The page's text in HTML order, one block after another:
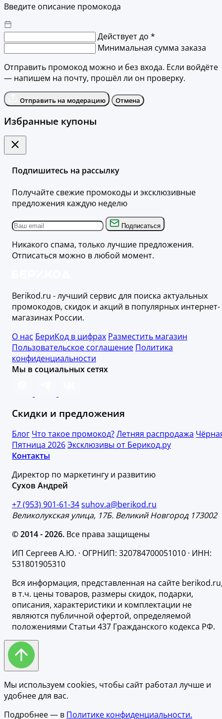
Введите описание промокода
Действует до *
Минимальная сумма заказа
Отправить промокод можно и без входа. Если войдёте
— напишем на почту, прошёл ли он проверку.
Отправить на модерацию Отмена
Избранные купоны
Подпишитесь на рассылку
Получайте свежие промокоды и эксклюзивные
предложения каждую неделю
Подписаться
Никакого спама, только лучшие предложения.
Отписаться можно в любой момент.
Berikod.ru - лучший сервис для поиска актуальных
промокодов, скидок и акций в популярных интернет-
магазинах России.
О нас БериКод в цифрах Разместить магазин
Пользовательское соглашение Политика
конфиденциальности
Мы в социальных сетях
Скидки и предложения
Блог Что такое промокод?Летняя распродажа
Пятница 2026Эксклюзивы от Берикод.ру
Контакты
Директор по маркетингу и развитию
Сухов Андрей
+7 (953) 901-61-34suhov.a@berikod.ru
Великолукская улица, 17Б. Великий Новгород 173002
© 2014 - 2026. Все права защищены
ИП Сергеев А.Ю. · ОГРНИП: 320784700051010 · ИНН:
531801905310
Вся информация, представленная на сайте
в т.ч. цены товаров, размеры скидок, подарки,
описания, характеристики и комплектации не
являются публичной офертой, определяемой
положениями Статьи 437 Гражданского кодекса РФ.
Мы используем cookies, чтобы сайт работал лучше и
удобнее для вас.
Подробнее — в Политике конфиденциальности.